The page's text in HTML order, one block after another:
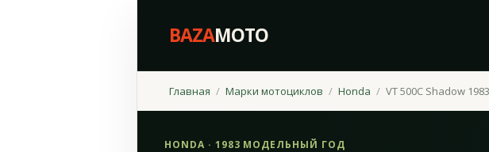
BAZAMOTO
Главная Марки мотоциклов Honda VT 500C Shadow 1983
HONDA · 1983 МОДЕЛЬНЫЙ ГОД